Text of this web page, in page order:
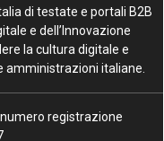
di testate e portali B2B
e dell’Innovazione
la cultura digitale e
amministrazioni italiane.
registrazione